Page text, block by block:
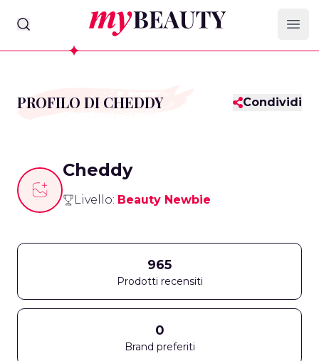
myBeauty
PROFILO DI CHEDDY Condividi
Cheddy
Livello: Beauty Newbie
965
Prodotti recensiti
0
Brand preferiti